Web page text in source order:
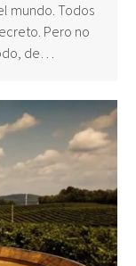
mundo. Todos
Pero no
de…